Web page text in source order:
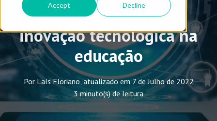
Accept Decline
Pedagogia de Bits e a
inovação tecnológica na
educação
Por Laís Floriano, atualizado em 7 de Julho de 2022
3 minuto(s) de leitura